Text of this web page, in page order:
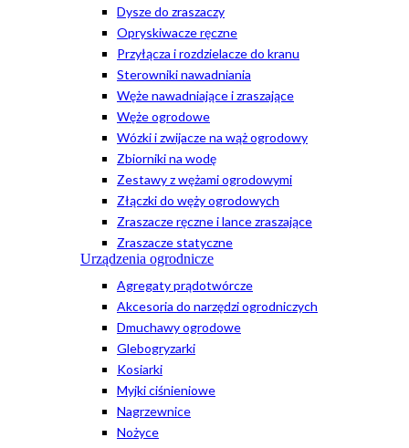
Dysze do zraszaczy
Opryskiwacze ręczne
Przyłącza i rozdzielacze do kranu
Sterowniki nawadniania
Węże nawadniające i zraszające
Węże ogrodowe
Wózki i zwijacze na wąż ogrodowy
Zbiorniki na wodę
Zestawy z wężami ogrodowymi
Złączki do węży ogrodowych
Zraszacze ręczne i lance zraszające
Zraszacze statyczne
Urządzenia ogrodnicze
Agregaty prądotwórcze
Akcesoria do narzędzi ogrodniczych
Dmuchawy ogrodowe
Glebogryzarki
Kosiarki
Myjki ciśnieniowe
Nagrzewnice
Nożyce